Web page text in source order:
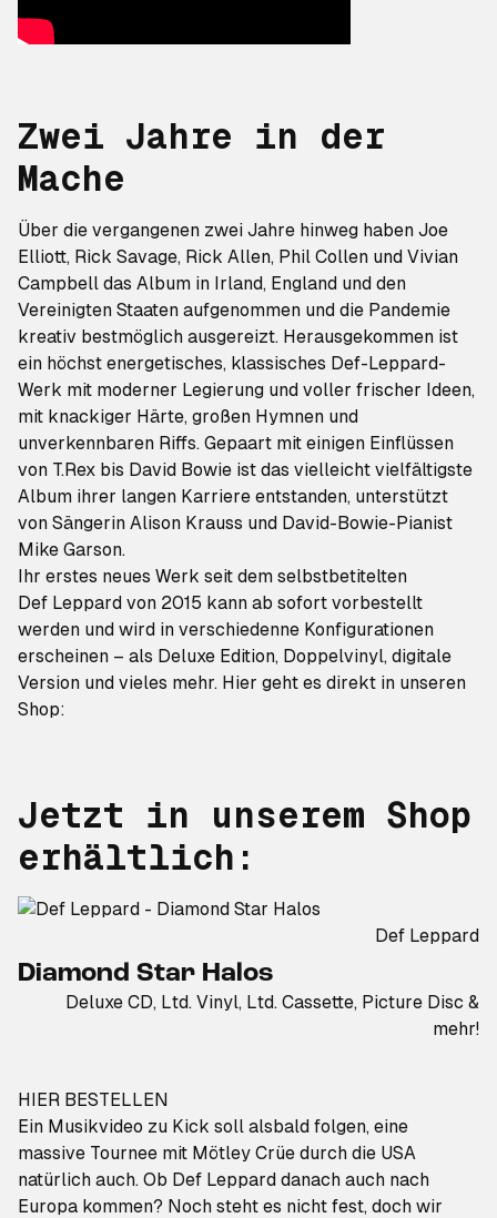
Zwei Jahre in der
Mache
Über die vergangenen zwei Jahre hinweg haben Joe
Elliott, Rick Savage, Rick Allen, Phil Collen und Vivian
Campbell das Album in Irland, England und den
Vereinigten Staaten aufgenommen und die Pandemie
kreativ bestmöglich ausgereizt. Herausgekommen ist
ein höchst energetisches, klassisches Def-Leppard-
Werk mit moderner Legierung und voller frischer Ideen,
mit knackiger Härte, großen Hymnen und
unverkennbaren Riffs. Gepaart mit einigen Einflüssen
von T.Rex bis David Bowie ist das vielleicht vielfältigste
Album ihrer langen Karriere entstanden, unterstützt
von Sängerin Alison Krauss und David-Bowie-Pianist
Mike Garson.
Ihr erstes neues Werk seit dem selbstbetitelten
Def Leppard von 2015 kann ab sofort vorbestellt
werden und wird in verschiedenne Konfigurationen
erscheinen – als Deluxe Edition, Doppelvinyl, digitale
Version und vieles mehr. Hier geht es direkt in unseren
Shop:
Jetzt in unserem Shop
erhältlich:
Def Leppard
Diamond Star Halos
Deluxe CD, Ltd. Vinyl, Ltd. Cassette, Picture Disc &
mehr!
HIER BESTELLEN
Ein Musikvideo zu Kick soll alsbald folgen, eine
massive Tournee mit Mötley Crüe durch die USA
natürlich auch. Ob Def Leppard danach auch nach
Europa kommen? Noch steht es nicht fest, doch wir